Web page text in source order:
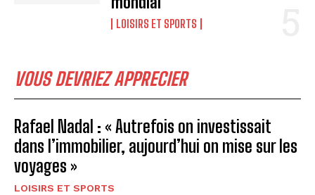
LOISIRS ET SPORTS
VOUS DEVRIEZ APPRECIER
Rafael Nadal : « Autrefois on investissait
dans l’immobilier, aujourd’hui on mise sur les
voyages »
LOISIRS ET SPORTS